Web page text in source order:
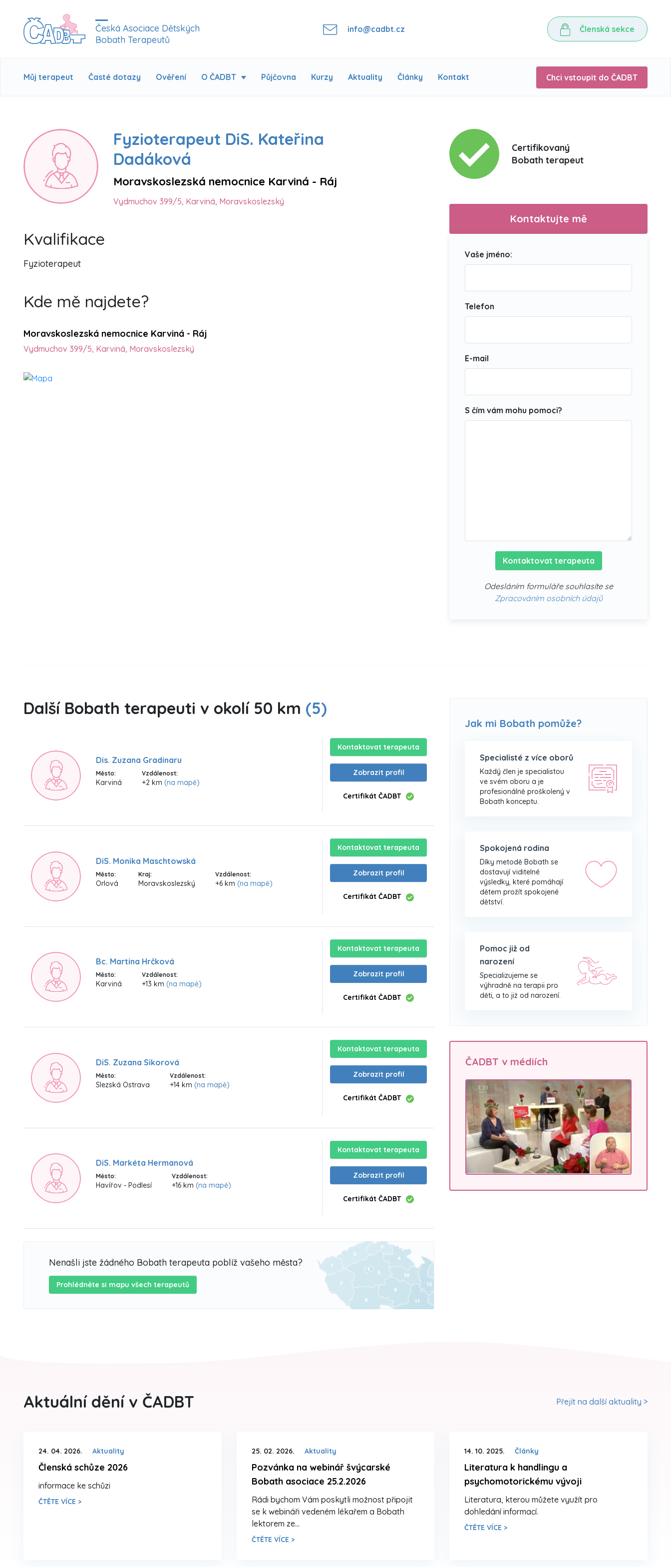
Česká Asociace Dětských
Bobath Terapeutů
info@cadbt.cz Členská sekce
Můj terapeut Časté dotazy Ověření O ČADBT Půjčovna Kurzy Aktuality Články Kontakt Chci vstoupit do ČADBT
Fyzioterapeut DiS. Kateřina
Dadáková
Moravskoslezská nemocnice Karviná - Ráj
Vydmuchov 399/5, Karviná, Moravskoslezský
Kvalifikace
Fyzioterapeut
Kde mě najdete?
Moravskoslezská nemocnice Karviná - Ráj
Vydmuchov 399/5, Karviná, Moravskoslezský
Certifikovaný
Bobath terapeut
Kontaktujte mě
Vaše jméno:
Telefon
E-mail
S čím vám mohu pomoci?
Kontaktovat terapeuta
Odesláním formuláře souhlasíte se
Zpracováním osobních údajů
Další Bobath terapeuti v okolí 50 km (5)
Dis. Zuzana Gradinaru
Město:
Karviná
Vzdálenost:
+2 km (na mapě)
Kontaktovat terapeuta
Zobrazit profil
Certifikát ČADBT
DiS. Monika Maschtowská
Město:
Orlová
Kraj:
Moravskoslezský
Vzdálenost:
+6 km (na mapě)
Kontaktovat terapeuta
Zobrazit profil
Certifikát ČADBT
Bc. Martina Hrčková
Město:
Karviná
Vzdálenost:
+13 km (na mapě)
Kontaktovat terapeuta
Zobrazit profil
Certifikát ČADBT
DiS. Zuzana Sikorová
Město:
Slezská Ostrava
Vzdálenost:
+14 km (na mapě)
Kontaktovat terapeuta
Zobrazit profil
Certifikát ČADBT
DiS. Markéta Hermanová
Město:
Havířov - Podlesí
Vzdálenost:
+16 km (na mapě)
Kontaktovat terapeuta
Zobrazit profil
Certifikát ČADBT
Nenašli jste žádného Bobath terapeuta poblíž vašeho města?
Prohlédněte si mapu všech terapeutů
Jak mi Bobath pomůže?
Specialisté z více oborů
Každý člen je specialistou
ve svém oboru a je
profesionálně proškolený v
Bobath konceptu.
Spokojená rodina
Díky metodě Bobath se
dostavují viditelné
výsledky, které pomáhají
dětem prožít spokojené
dětství.
Pomoc již od
narození
Specializujeme se
výhradně na terapii pro
děti, a to již od narození.
ČADBT v médiích
Aktuální dění v ČADBT Přejít na další aktuality >
24. 04. 2026. Aktuality
Členská schůze 2026
informace ke schůzi
ČTĚTE VÍCE >
25. 02. 2026. Aktuality
Pozvánka na webinář švýcarské
Bobath asociace 25.2.2026
Rádi bychom Vám poskytli možnost připojit
se k webináři vedeném lékařem a Bobath
lektorem ze…
ČTĚTE VÍCE >
14. 10. 2025. Články
Literatura k handlingu a
psychomotorickému vývoji
Literatura, kterou můžete využít pro
dohledání informací.
ČTĚTE VÍCE >